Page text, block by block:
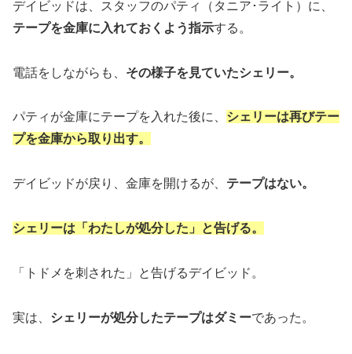
デイビッドは、スタッフのパティ（タニア･ライト）に、
テープを金庫に入れておくよう指示する。
電話をしながらも、 その様子を見ていたシェリー。
パティが金庫にテープを入れた後に、 シェリーは再びテー
プを金庫から取り出す。
デイビッドが戻り、金庫を開けるが、 テープはない。
シェリーは「わたしが処分した」と告げる。
「トドメを刺された」と告げるデイビッド。
実は、 シェリーが処分したテープはダミーであった。